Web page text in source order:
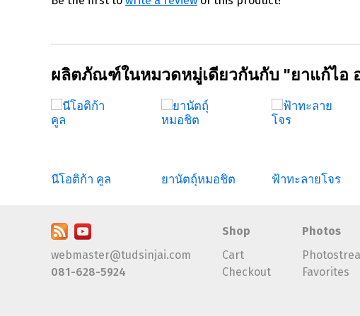
ผลิตภัณฑ์ในหมวดหมู่เดียวกันกับ "ยาแก้ไอ
นีโอติก้า คูล ยานัตถุ์หมอชิต ฟ้าทะลายโจร
webmaster@tudsinjai.com
081-628-5924
Shop
Cart
Checkout
Photos
Favorites